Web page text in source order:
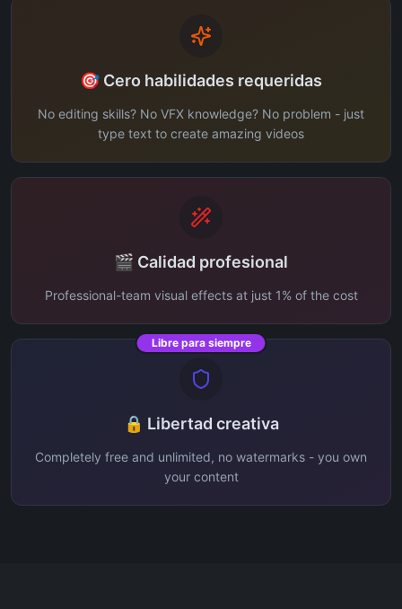
🎯 Cero habilidades requeridas
No editing skills? No VFX knowledge? No problem - just
type text to create amazing videos
🎬 Calidad profesional
Professional-team visual effects at just 1% of the cost
Libre para siempre
🔒 Libertad creativa
Completely free and unlimited, no watermarks - you own
your content